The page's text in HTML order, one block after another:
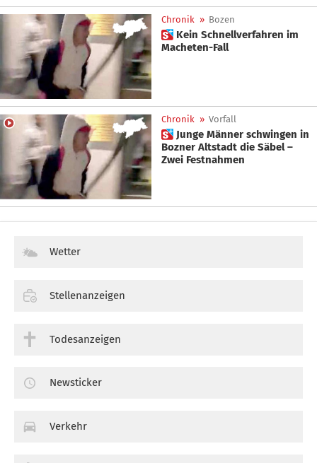
Chronik » Bozen
 Kein Schnellverfahren im
Macheten-Fall
Chronik » Vorfall
 Junge Männer schwingen in
Bozner Altstadt die Säbel –
Zwei Festnahmen
Wetter
Stellenanzeigen
Todesanzeigen
Newsticker
Verkehr